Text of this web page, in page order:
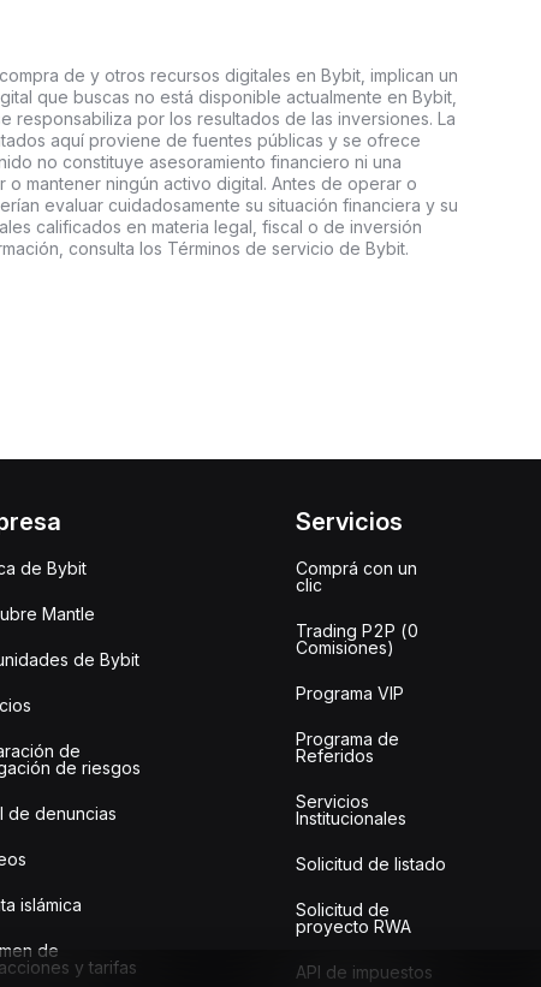
de y otros recursos digitales en Bybit, implican un
que buscas no está disponible actualmente en Bybit,
responsabiliza por los resultados de las inversiones. La
aquí proviene de fuentes públicas y se ofrece
no constituye asesoramiento financiero ni una
mantener ningún activo digital. Antes de operar o
evaluar cuidadosamente su situación financiera y su
calificados en materia legal, fiscal o de inversión
consulta los Términos de servicio de Bybit.
de Bybit
Mantle
de Bybit
de
de riesgos
de denuncias
islámica
de
y tarifas
Servicios
Comprá con un
clic
Trading P2P (0
Comisiones)
Programa VIP
Programa de
Referidos
Servicios
Institucionales
Solicitud de listado
Solicitud de
proyecto RWA
API de impuestos